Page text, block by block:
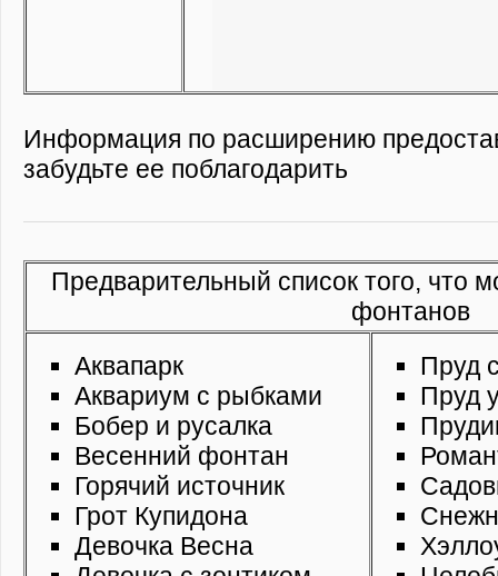
Информация по расширению
забудьте ее поблагодарить
Предварительный список того, что
фонтанов
Аквапарк
Аквариум с рыбками
Бобер и русалка
Весенний фонтан
Горячий источник
Грот Купидона
Девочка Весна
Пруд
Пруд